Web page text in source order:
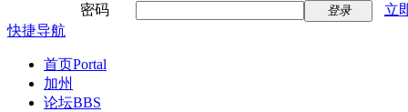
密码
登录
立
快捷导航
首页Portal
加州
论坛BBS